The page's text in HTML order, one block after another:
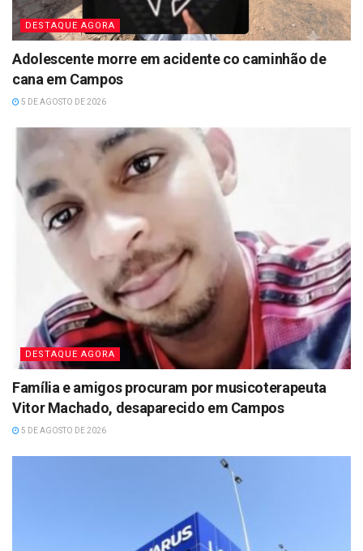
DESTAQUE AGORA
Adolescente morre em acidente co caminhão de
cana em Campos
5 DE AGOSTO DE 2026
DESTAQUE AGORA
Família e amigos procuram por musicoterapeuta
Vitor Machado, desaparecido em Campos
5 DE AGOSTO DE 2026